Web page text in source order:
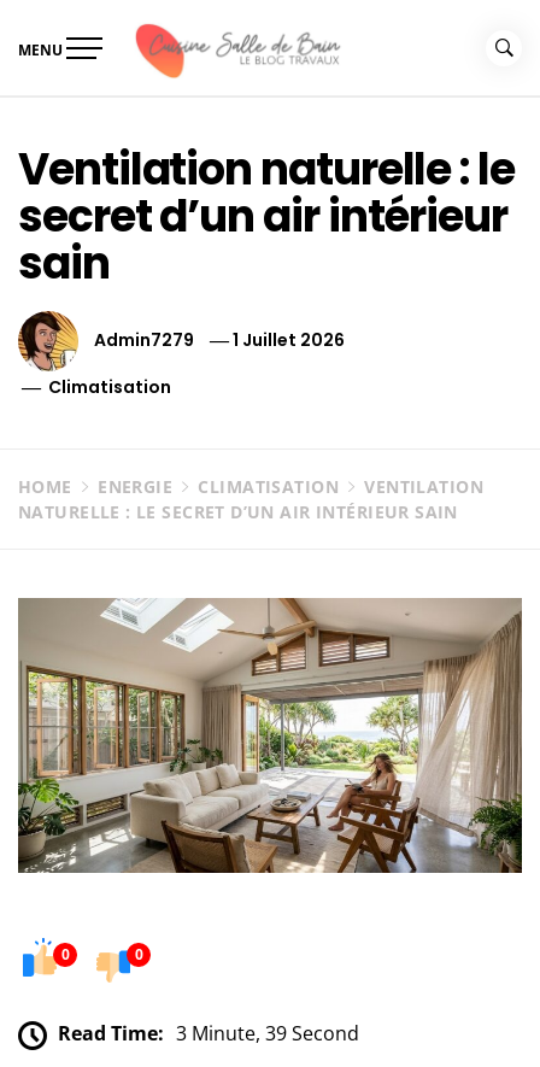
MENU
Ventilation naturelle : le
secret d’un air intérieur
sain
Admin7279
1 Juillet 2026
Climatisation
HOME ENERGIE CLIMATISATION
VENTILATION
NATURELLE : LE SECRET D’UN AIR INTÉRIEUR SAIN
0 0
Read Time: 3 Minute, 39 Second